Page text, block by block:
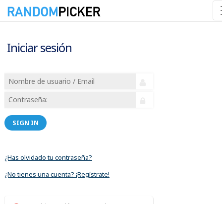
Iniciar sesión
SIGN IN
¿Has olvidado tu contraseña?
¿No tienes una cuenta? ¡Regístrate!